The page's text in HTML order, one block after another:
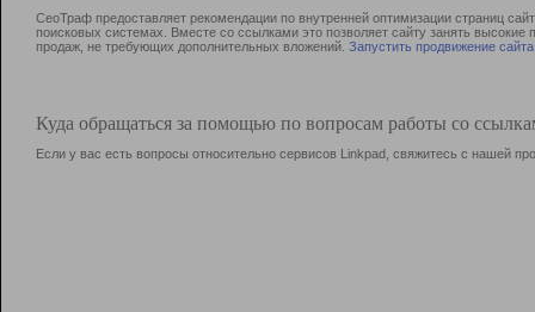
СеоТраф предоставляет рекомендации по внутренней оптимизации страниц
поисковых системах. Вместе со ссылками это позволяет сайту занять
продаж, не требующих дополнительных вложений. Запустить продвижение сайта
Куда обращаться за помощью по вопросам работы со
Если у вас есть вопросы относительно сервисов Linkpad, свяжитесь с нашей